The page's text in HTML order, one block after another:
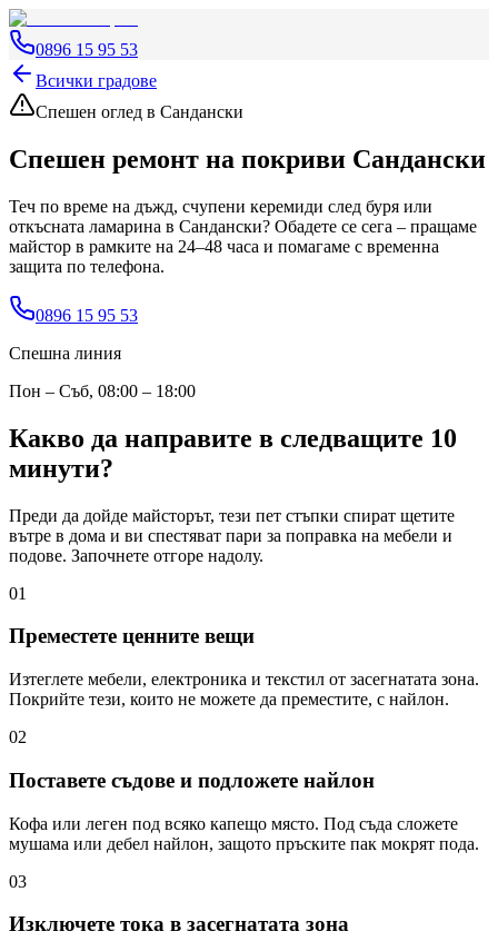
0896 15 95 53
Всички градове
Спешен оглед в Сандански
Спешен ремонт на покриви Сандански
Теч по време на дъжд, счупени керемиди след буря или
откъсната ламарина в Сандански? Обадете се сега – пращаме
майстор в рамките на 24–48 часа и помагаме с временна
защита по телефона.
0896 15 95 53
Спешна линия
Пон – Съб, 08:00 – 18:00
Какво да направите в следващите 10
минути?
Преди да дойде майсторът, тези пет стъпки спират щетите
вътре в дома и ви спестяват пари за поправка на мебели и
подове. Започнете отгоре надолу.
01
Преместете ценните вещи
Изтеглете мебели, електроника и текстил от засегнатата зона.
Покрийте тези, които не можете да преместите, с найлон.
02
Поставете съдове и подложете найлон
Кофа или леген под всяко капещо място. Под съда сложете
мушама или дебел найлон, защото пръските пак мокрят пода.
03
Изключете тока в засегнатата зона